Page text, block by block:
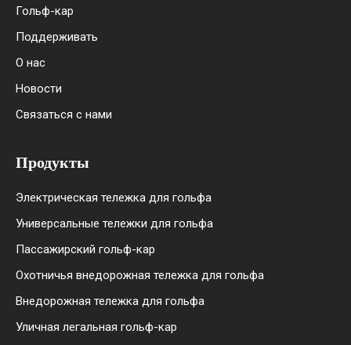
Гольф-кар
Поддерживать
О нас
Новости
Связаться с нами
Продукты
Электрическая тележка для гольфа
Универсальные тележки для гольфа
Пассажирский гольф-кар
Охотничья внедорожная тележка для гольфа
Внедорожная тележка для гольфа
Уличная легальная гольф-кар